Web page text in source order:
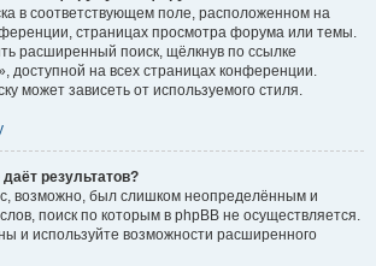
в соответствующем поле, расположенном на
страницах просмотра форума или темы.
расширенный поиск, щёлкнув по ссылке
доступной на всех страницах конференции.
может зависеть от используемого стиля.
результатов?
возможно, был слишком неопределённым и
поиск по которым в phpBB не осуществляется.
и используйте возможности расширенного